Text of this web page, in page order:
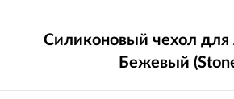
Силиконовый чехол для
Бежевый